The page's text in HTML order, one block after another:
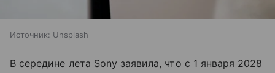
Источник: Unsplash
В середине лета Sony заявила, что с 1 января 2028